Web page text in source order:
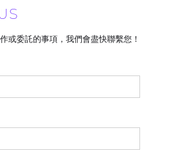
或委託的事項，我們會盡快聯繫您！